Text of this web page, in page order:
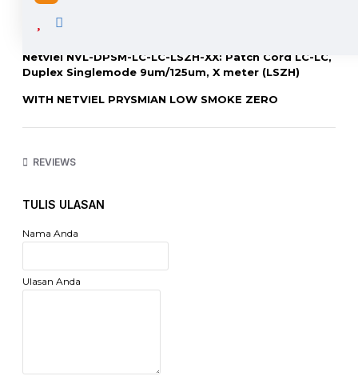
DESCRIPTION
Netviel NVL-DPSM-LC-LC-LSZH-XX: Patch Cord LC-LC,
Duplex Singlemode 9um/125um, X meter (LSZH)
WITH NETVIEL PRYSMIAN LOW SMOKE ZERO
NB: Ukuran Patch Cord diatas 10 Meter, Harap
harga
REVIEWS
TULIS ULASAN
Nama Anda
Ulasan Anda